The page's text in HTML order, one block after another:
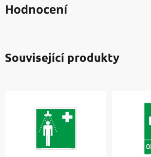
Hodnocení
Související produkty